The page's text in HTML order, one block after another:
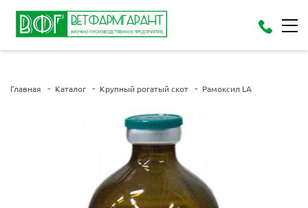
Главная Каталог Крупный рогатый скот Рамоксил LA